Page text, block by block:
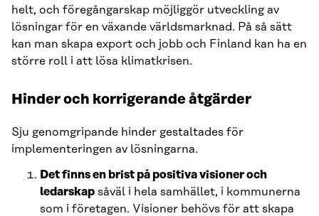
helt, och föregångarskap möjliggör utveckling av
lösningar för en växande världsmarknad. På så sätt
kan man skapa export och jobb och Finland kan ha en
större roll i att lösa klimatkrisen.
Hinder och korrigerande åtgärder
Sju genomgripande hinder gestaltades för
implementeringen av lösningarna.
Det finns en brist på positiva visioner och
ledarskap såväl i hela samhället, i kommunerna
som i företagen. Visioner behövs för att skapa